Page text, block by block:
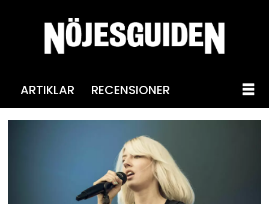
ARTIKLAR RECENSIONER